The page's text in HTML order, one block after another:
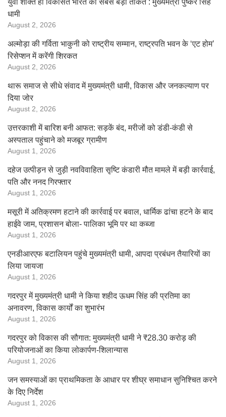
युवा शक्ति ही विकसित भारत की सबसे बड़ी ताकत : मुख्यमंत्री पुष्कर सिंह
धामी
August 2, 2026
अल्मोड़ा की गर्विता भाकुनी को राष्ट्रीय सम्मान, राष्ट्रपति भवन के ‘एट होम’
रिसेप्शन में करेंगी शिरकत
August 2, 2026
थारू समाज से सीधे संवाद में मुख्यमंत्री धामी, विकास और जनकल्याण पर
दिया जोर
August 2, 2026
उत्तरकाशी में बारिश बनी आफत: सड़कें बंद, मरीजों को डंडी-कंडी से
अस्पताल पहुंचाने को मजबूर ग्रामीण
August 1, 2026
दहेज उत्पीड़न से जुड़ी नवविवाहिता सृष्टि कंडारी मौत मामले में बड़ी कार्रवाई,
पति और ननद गिरफ्तार
August 1, 2026
मसूरी में अतिक्रमण हटाने की कार्रवाई पर बवाल, धार्मिक ढांचा हटने के बाद
हाईवे जाम, प्रशासन बोला- पालिका भूमि पर था कब्जा
August 1, 2026
एनडीआरएफ बटालियन पहुंचे मुख्यमंत्री धामी, आपदा प्रबंधन तैयारियों का
लिया जायजा
August 1, 2026
गदरपुर में मुख्यमंत्री धामी ने किया शहीद ऊधम सिंह की प्रतिमा का
अनावरण, विकास कार्यों का शुभारंभ
August 1, 2026
गदरपुर को विकास की सौगात: मुख्यमंत्री धामी ने ₹28.30 करोड़ की
परियोजनाओं का किया लोकार्पण-शिलान्यास
August 1, 2026
जन समस्याओं का प्राथमिकता के आधार पर शीघ्र समाधान सुनिश्चित करने
के दिए निर्देश
August 1, 2026